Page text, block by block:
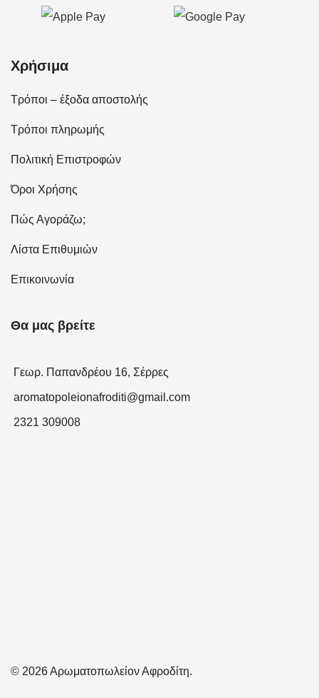
Χρήσιμα
Τρόποι – έξοδα αποστολής
Τρόποι πληρωμής
Πολιτική Επιστροφών
Όροι Χρήσης
Πώς Αγοράζω;
Λίστα Επιθυμιών
Επικοινωνία
Θα μας βρείτε
Γεωρ. Παπανδρέου 16, Σέρρες
aromatopoleionafroditi@gmail.com
2321 309008
© 2026 Αρωματοπωλείον Αφροδίτη.